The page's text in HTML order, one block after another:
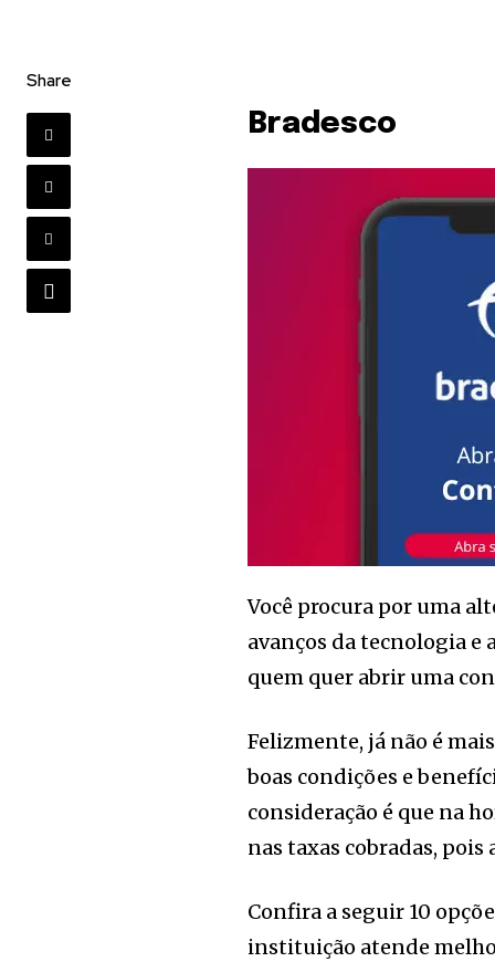
Share
Bradesco
Você procura por uma
avanços da tecnologia e
quem quer abrir uma
Felizmente, já não é
boas condições e
consideração é que na
nas taxas cobradas,
Confira a seguir 10
instituição atende